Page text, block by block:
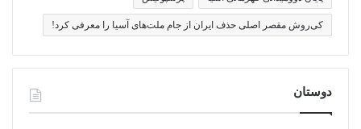
کی‌روش مقصر اصلی حذف ایران از جام ملت‌های آسیا را معرفی کرد!
دوستان